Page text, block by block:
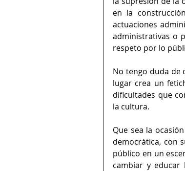
en la
actuaciones
administrativas o
respeto por lo
No tengo duda de
lugar crea un
dificultades que
la cultura.
Que sea la
democrática, con
público en un
cambiar y educar